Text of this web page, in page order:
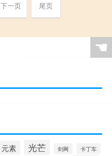
下一页 尾页
☚
元素 光芒 剑网 卡丁车